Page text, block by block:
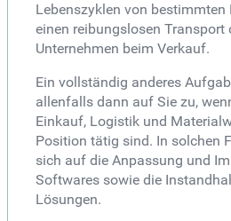
Lebenszyklen von bestimmten
einen reibungslosen Transport
Unternehmen beim Verkauf.
Ein vollständig anderes
allenfalls dann auf Sie zu,
Einkauf, Logistik und
Position tätig sind. In solchen
sich auf die Anpassung und
Softwares sowie die
Lösungen.